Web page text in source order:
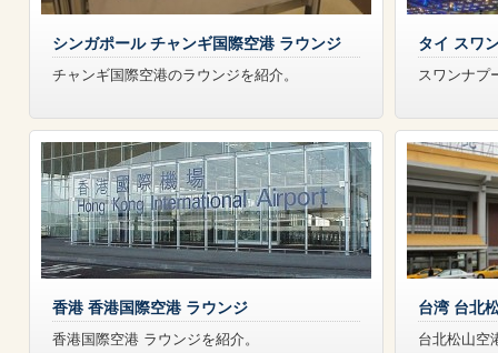
シンガポール チャンギ国際空港 ラウンジ
チャンギ国際空港のラウンジを紹介。
タイ スワ
スワンナプ
香港 香港国際空港 ラウンジ
香港国際空港 ラウンジを紹介。
台湾 台北
台北松山空